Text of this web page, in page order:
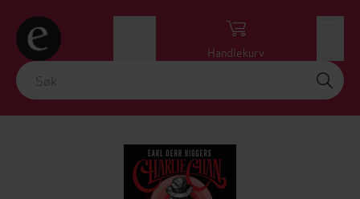
Handlekurv